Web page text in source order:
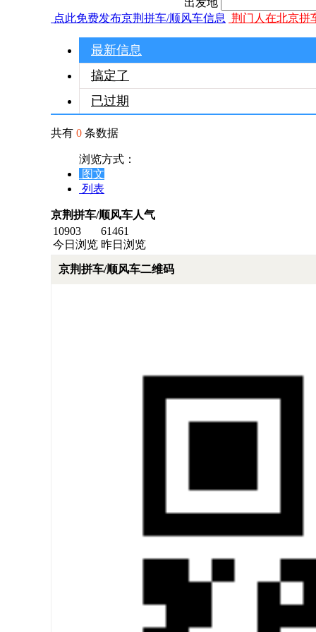
出发地
点此免费发布京荆拼车/顺风车信息 荆门人在北京拼
最新信息
搞定了
已过期
共有 0 条数据
浏览方式：
图文
列表
京荆拼车/顺风车人气
10903
今日浏览
61461
昨日浏览
京荆拼车/顺风车二维码